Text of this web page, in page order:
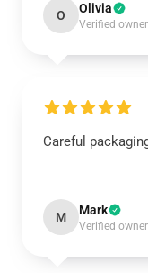
O Olivia
Verified owner
Careful
M Mark
Verified owner